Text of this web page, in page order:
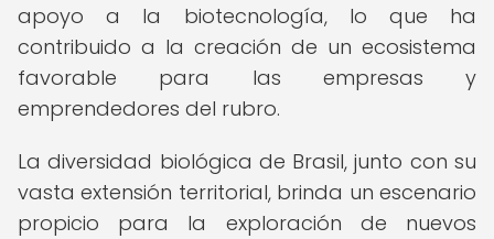
apoyo a la biotecnología, lo que ha
contribuido a la creación de un ecosistema
favorable para las empresas y
emprendedores del rubro.
La diversidad biológica de Brasil, junto con su
vasta extensión territorial, brinda un escenario
propicio para la exploración de nuevos